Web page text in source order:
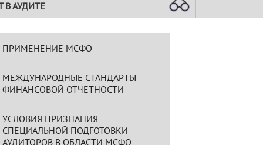
В АУДИТЕ
ПРИМЕНЕНИЕ МСФО
МЕЖДУНАРОДНЫЕ СТАНДАРТЫ
ФИНАНСОВОЙ ОТЧЕТНОСТИ
УСЛОВИЯ ПРИЗНАНИЯ
СПЕЦИАЛЬНОЙ ПОДГОТОВКИ
АУДИТОРОВ В ОБЛАСТИ МСФО